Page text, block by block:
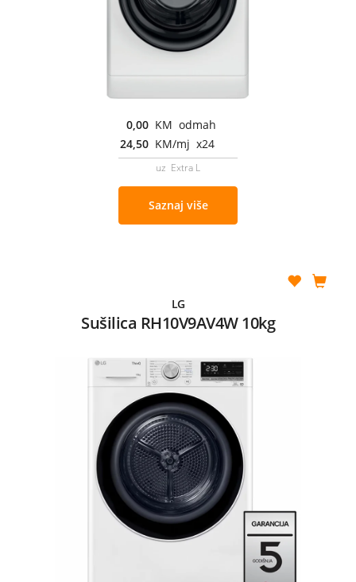
0,00 KM odmah
24,50 KM/mj x24
uz Extra L
Saznaj više
LG
Sušilica RH10V9AV4W 10kg